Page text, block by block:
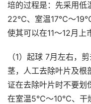
培的过程是：先采用
22℃、室温17℃～19℃
使其可以在11～12月上
（1）起球 7月左右，
茎，人工去除叶片及根
证在去除叶片时不要划
在室温5℃～10℃、干